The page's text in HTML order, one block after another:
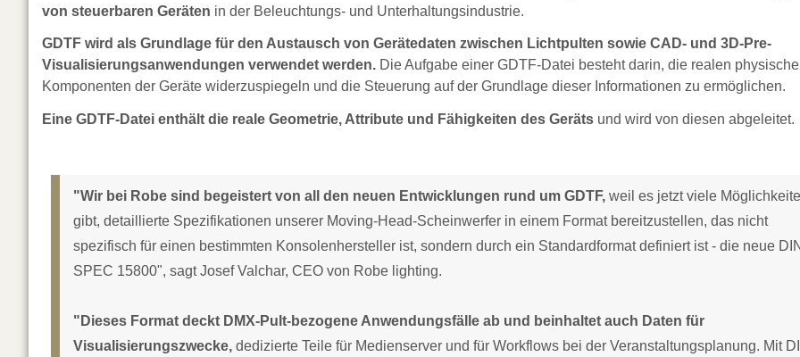
von steuerbaren Geräten in der Beleuchtungs- und Unterhaltungsindustrie.
GDTF wird als Grundlage für den Austausch von Gerätedaten zwischen Lichtpulten sowie CAD- und 3D-Pre-
Visualisierungsanwendungen verwendet werden. Die Aufgabe einer GDTF-Datei besteht darin, die realen
Komponenten der Geräte widerzuspiegeln und die Steuerung auf der Grundlage dieser Informationen zu ermöglichen.
Eine GDTF-Datei enthält die reale Geometrie, Attribute und Fähigkeiten des Geräts und wird von diesen abgeleitet.
"Wir bei Robe sind begeistert von all den neuen Entwicklungen rund um GDTF, weil es jetzt viele
gibt, detaillierte Spezifikationen unserer Moving-Head-Scheinwerfer in einem Format bereitzustellen, das nicht
spezifisch für einen bestimmten Konsolenhersteller ist, sondern durch ein Standardformat definiert ist - die neue DIN
SPEC 15800", sagt Josef Valchar, CEO von Robe lighting.
"Dieses Format deckt DMX-Pult-bezogene Anwendungsfälle ab und beinhaltet auch Daten für
Visualisierungszwecke, dedizierte Teile für Medienserver und für Workflows bei der Veranstaltungsplanung. Mit